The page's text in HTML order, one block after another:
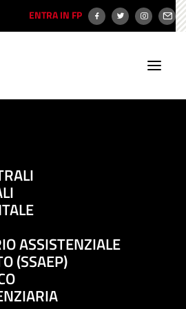
ENTRA IN FP
ASSISTENZIALE
(SSAEP)
e scuole
di
Proposte